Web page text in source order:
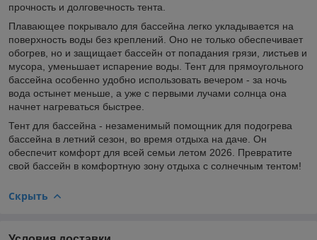
прочность и долговечность тента.
Плавающее покрывало для бассейна легко укладывается на
поверхность воды без креплений. Оно не только обеспечивает
обогрев, но и защищает бассейн от попадания грязи, листьев и
мусора, уменьшает испарение воды. Тент для прямоугольного
бассейна особенно удобно использовать вечером - за ночь
вода остынет меньше, а уже с первыми лучами солнца она
начнет нагреваться быстрее.
Тент для бассейна - незаменимый помощник для подогрева
бассейна в летний сезон, во время отдыха на даче. Он
обеспечит комфорт для всей семьи летом 2026. Превратите
свой бассейн в комфортную зону отдыха с солнечным тентом!
Скрыть